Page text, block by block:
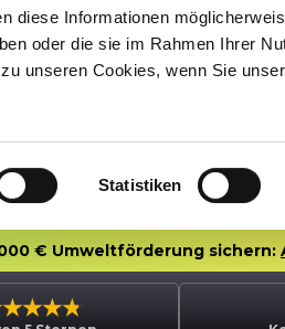
diese Informationen
oder die sie im Rahmen Ihrer
unseren Cookies, wenn Sie
Statistiken
€ Umweltförderung sichern: